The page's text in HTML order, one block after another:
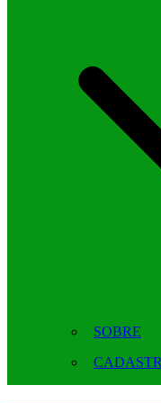
SOBRE